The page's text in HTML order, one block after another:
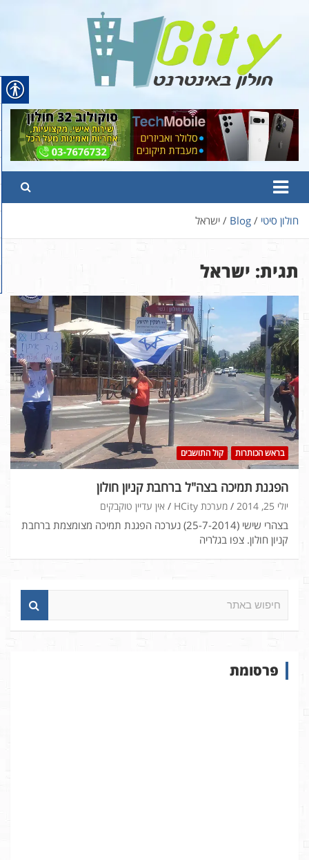
content
Hcity – חולון באינטרנט
פורטל החדשות והמידע של חולון
חולון סיטי Blog ישראל
תגית: ישראל
בראש הכותרות קול התושבים
הפגנת תמיכה בצה"ל ברחבת קניון חולון
יולי 25, 2014 מערכת HCity אין עדיין טוקבקים
בצהרי שישי (25-7-2014) נערכה הפגנת תמיכה מצומצמת ברחבת
קניון חולון. צפו בגלריה
א
פרסומת